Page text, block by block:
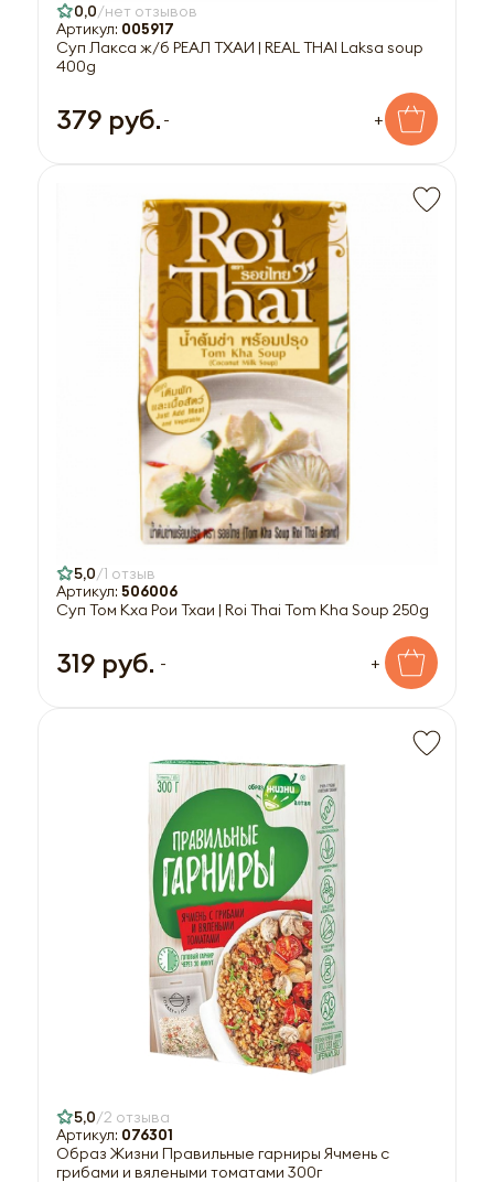
0,0 нет отзывов
Артикул: 005917
Суп Лакса ж/б РЕAЛ ТХAИ | REAL THAI Laksa soup
400g
379 руб. - +
5,0 1 отзыв
Артикул: 506006
Суп Том Кха Рои Тхаи | Roi Thai Tom Kha Soup 250g
319 руб. - +
5,0 2 отзыва
Артикул: 076301
Образ Жизни Правильные гарниры Ячмень с
грибами и вялеными томатами 300г